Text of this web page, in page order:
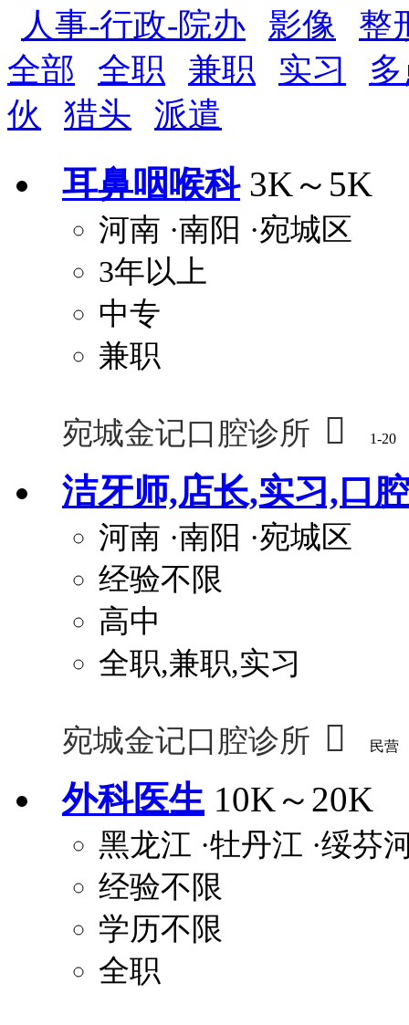
法定节假日三薪 工龄奖 带薪年假 年终
晋升与政策
8小时工作制 周末双休
关怀与福利
包住 包吃 住房补贴
定期团建 节日福利
解决户口
员工旅游
人事-行政-院办
影像
整
全部
全职 兼职 实习
伙
猎头 派遣
耳鼻咽喉科 3K～5K
河南 ·南阳 ·宛城区
3年以上
中专
兼职
宛城金记口腔诊所  1-20
洁牙师,店长,实习,口
河南 ·南阳 ·宛城区
经验不限
高中
全职,兼职,实习
宛城金记口腔诊所  民营
外科医生 10K～20K
黑龙江 ·牡丹江 ·绥芬
经验不限
学历不限
全职